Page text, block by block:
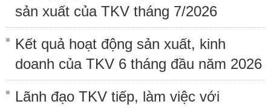
sản xuất của TKV tháng 7/2026
Kết quả hoạt động sản xuất, kinh
doanh của TKV 6 tháng đầu năm 2026
Lãnh đạo TKV tiếp, làm việc với